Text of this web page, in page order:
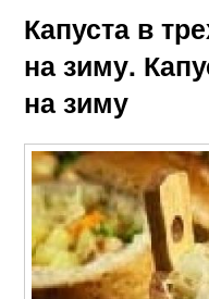
Капуста в
на зиму.
на зиму